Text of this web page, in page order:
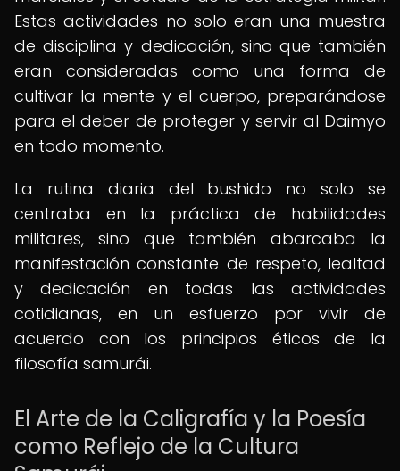
Estas actividades no solo eran una muestra
de disciplina y dedicación, sino que también
eran consideradas como una forma de
cultivar la mente y el cuerpo, preparándose
para el deber de proteger y servir al Daimyo
en todo momento.
La rutina diaria del bushido no solo se
centraba en la práctica de habilidades
militares, sino que también abarcaba la
manifestación constante de respeto, lealtad
y dedicación en todas las actividades
cotidianas, en un esfuerzo por vivir de
acuerdo con los principios éticos de la
filosofía samurái.
El Arte de la Caligrafía y la Poesía
como Reflejo de la Cultura